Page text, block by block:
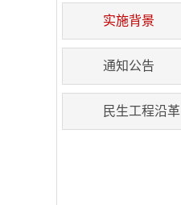
实施背景
通知公告
民生工程沿革